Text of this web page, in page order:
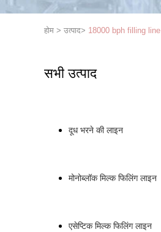
होम > उत्पाद> 18000 bph filling line
सभी उत्पाद
दूध भरने की लाइन
मोनोब्लॉक मिल्क फिलिंग लाइन
एसेप्टिक मिल्क फिलिंग लाइन